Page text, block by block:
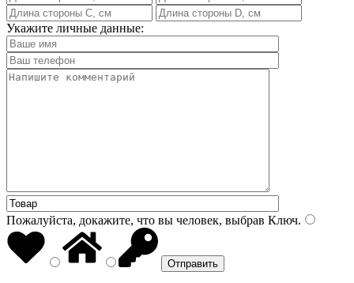
Укажите личные данные:
Пожалуйста, докажите, что вы человек, выбрав Ключ.